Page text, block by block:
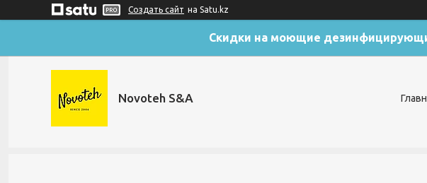
Создать сайт на Satu.kz
Скидки на моющие
Novoteh S&A